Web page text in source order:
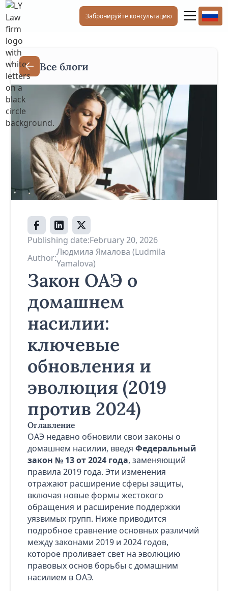
Забронируйте консультацию
Все блоги
Publishing date:February 20, 2026
Author:
Людмила Ямалова (Ludmila
Yamalova)
Закон ОАЭ о
домашнем
насилии:
ключевые
обновления и
эволюция (2019
против 2024)
Оглавление
ОАЭ недавно обновили свои законы о
домашнем насилии, введя Федеральный
закон № 13 от 2024 года, заменяющий
правила 2019 года. Эти изменения
отражают расширение сферы защиты,
включая новые формы жестокого
обращения и расширение поддержки
уязвимых групп. Ниже приводится
подробное сравнение основных различий
между законами 2019 и 2024 годов,
которое проливает свет на эволюцию
правовых основ борьбы с домашним
насилием в ОАЭ.